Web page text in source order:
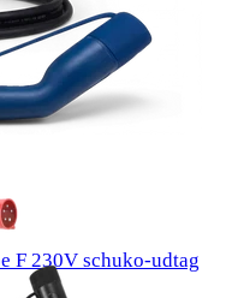
F 230V schuko-udtag